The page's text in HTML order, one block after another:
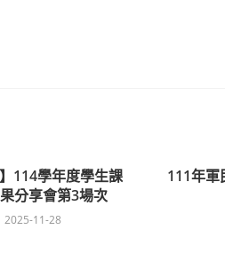
】114學年度學生課
分享會第3場次
2025-11-28
111年軍